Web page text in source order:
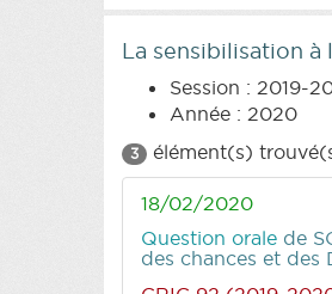
La sensibilisation à
Session : 2019-
Année : 2020
3 élément(s)
18/02/2020
Question orale de
des chances et des